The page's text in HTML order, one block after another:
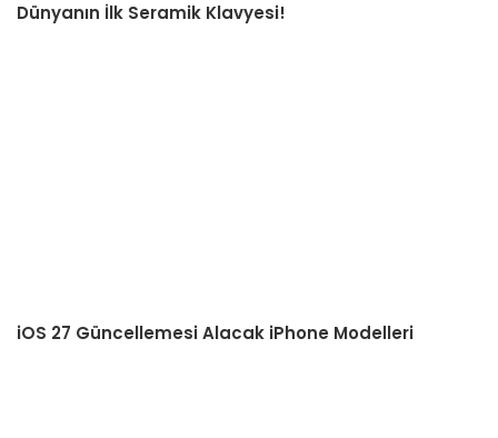
Dünyanın İlk Seramik Klavyesi!
iOS 27 Güncellemesi Alacak iPhone Modelleri